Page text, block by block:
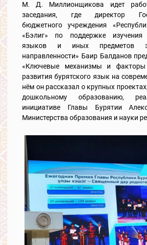
М. Д. Миллионщикова идет
заседания, где директор
бюджетного учреждения
«Бэлиг» по поддержке изучения
языков и иных предметов
направленности» Баир Балданов
«Ключевые механизмы и факторы
развития бурятского язык на
нём он рассказал о крупных
дошкольному образованию,
инициативе Главы Бурятии
Министерства образования и науки